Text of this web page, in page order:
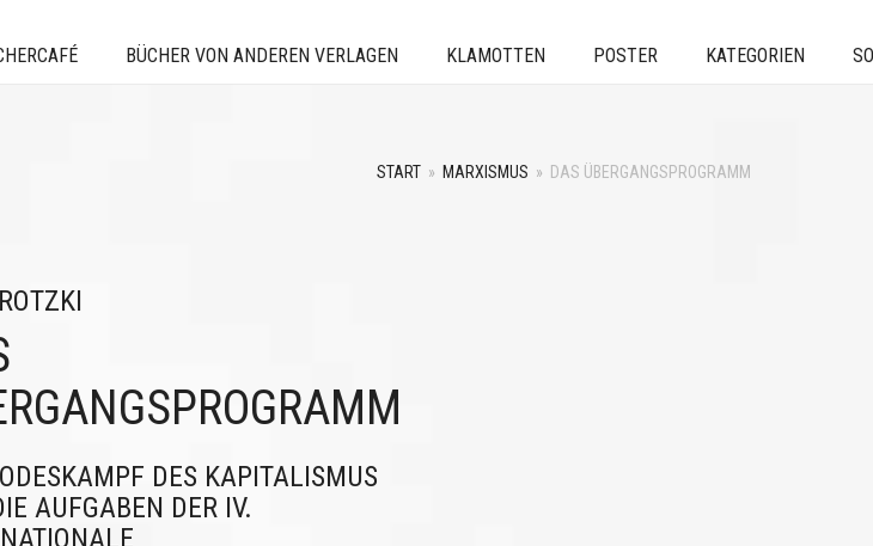
BÜCHER VON ANDEREN VERLAGEN KLAMOTTEN POSTER KATEGORIEN
START » MARXISMUS » DAS ÜBERGANGSPROGRAMM
DES KAPITALISMUS
AUFGABEN DER IV.